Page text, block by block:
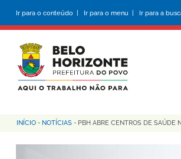
conteúdo
principal
Ir para o conteúdo | Ir para o menu | Ir para a
Trilha
de
INÍCIO - NOTÍCIAS - PBH ABRE CENTROS DE SAÚDE